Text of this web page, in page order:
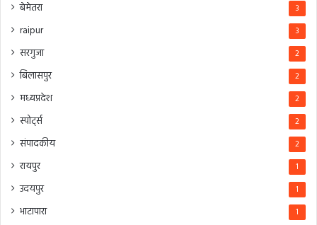
बेमेतरा 3
raipur 3
सरगुजा 2
बिलासपुर 2
मध्यप्रदेश 2
स्पोर्ट्स 2
संपादकीय 2
रायपुर 1
उदयपुर 1
भाटापारा 1